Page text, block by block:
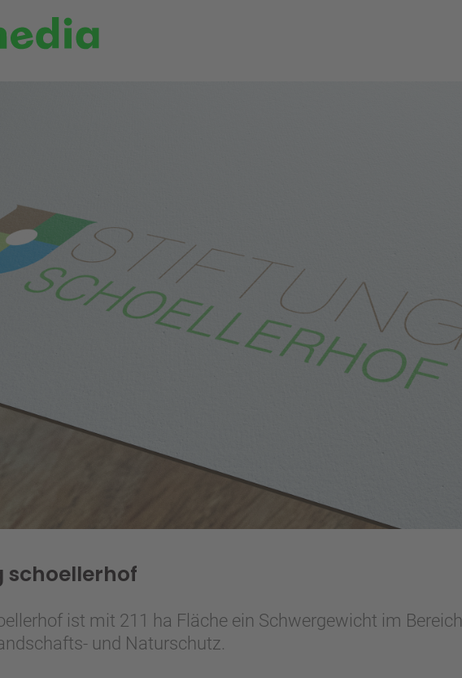
schoellerhof
ist mit 211 ha Fläche ein Schwergewicht im Bereich
und Naturschutz.